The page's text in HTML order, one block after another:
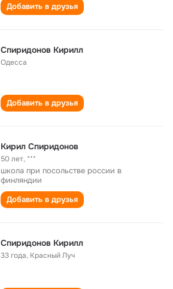
Добавить в друзья
Спиридонов Кирилл
Одесса
Добавить в друзья
Кирил Спиридонов
50 лет, ***
школа при посольстве россии в
финляндии
Добавить в друзья
Спиридонов Кирилл
33 года, Красный Луч